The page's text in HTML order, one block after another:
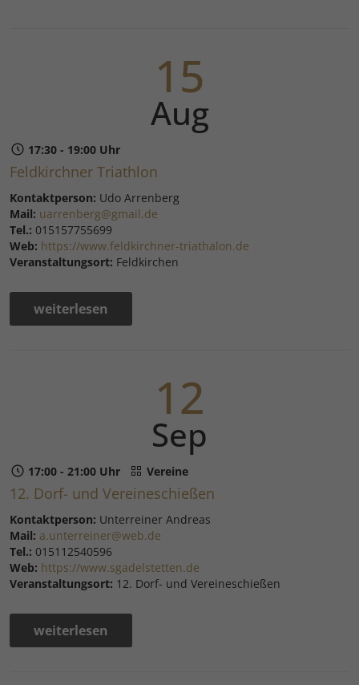
15
Aug
17:30 - 19:00 Uhr
Feldkirchner Triathlon
Kontaktperson: Udo Arrenberg
Mail: uarrenberg@gmail.de
Tel.: 015157755699
Web: https://www.feldkirchner-triathalon.de
Veranstaltungsort: Feldkirchen
weiterlesen
12
Sep
17:00 - 21:00 Uhr Vereine
12. Dorf- und Vereineschießen
Kontaktperson: Unterreiner Andreas
Mail: a.unterreiner@web.de
Tel.: 015112540596
Web: https://www.sgadelstetten.de
Veranstaltungsort: 12. Dorf- und Vereineschießen
weiterlesen